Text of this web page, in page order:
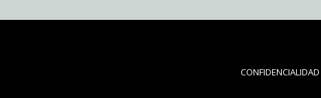
CONFIDENCIALIDAD